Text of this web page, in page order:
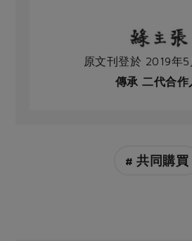
原文刊登於 2019年5
傳承 二代合作
# 共同購買